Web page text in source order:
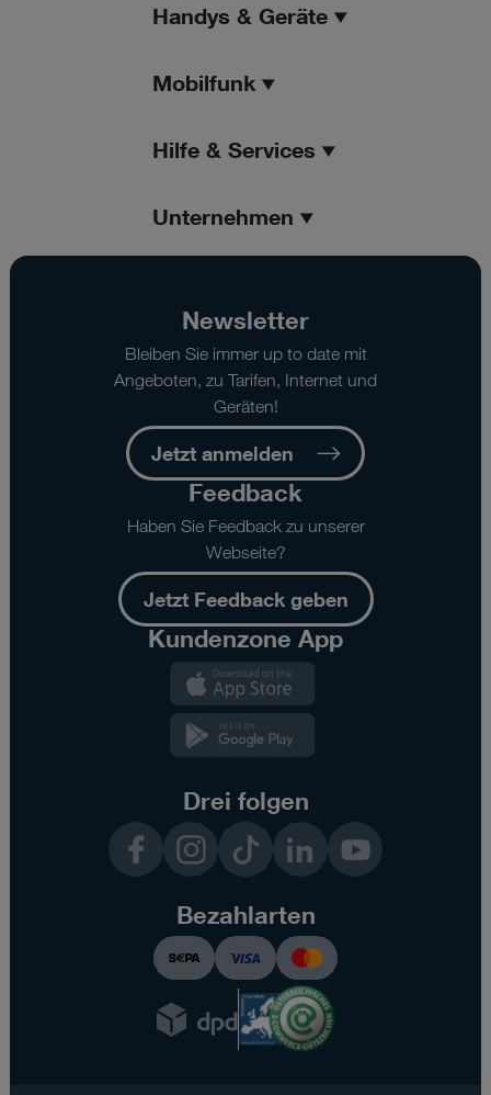
Handys & Geräte
Mobilfunk
Hilfe & Services
Unternehmen
Newsletter
Bleiben Sie immer up to date mit
Angeboten, zu Tarifen, Internet und
Geräten!
Jetzt anmelden
Feedback
Haben Sie Feedback zu unserer
Webseite?
Jetzt Feedback geben
Kundenzone App
Drei folgen
InstagramTikTok LinkedInYouTube
Bezahlarten